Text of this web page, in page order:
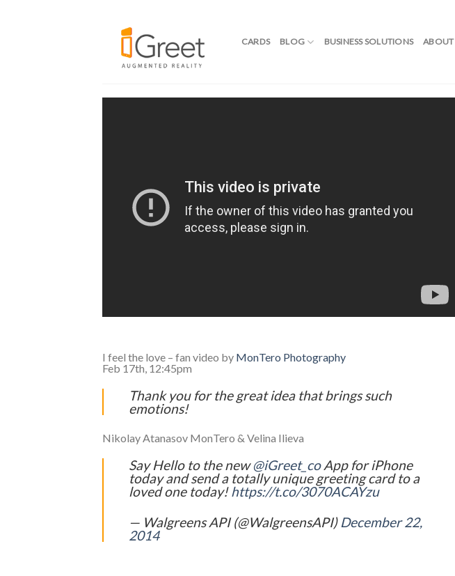
CARDS BLOG BUSINESS SOLUTIONS ABOUT
I feel the love – fan video by MonTero Photography
Feb 17th, 12:45pm
Thank you for the great idea that brings such
emotions!
Nikolay Atanasov MonTero & Velina Ilieva
Say Hello to the new@iGreet_coApp for iPhone
today and send a totally unique greeting card to a
loved one today! https://t.co/3070ACAYzu
— Walgreens API (@WalgreensAPI) December 22,
2014